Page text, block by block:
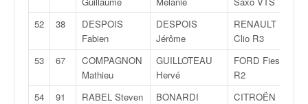
52
38
DESPOIS
Fabien
DESPOIS
Jérôme
RENAULT
Clio R3
53
67
COMPAGNON
Mathieu
GUILLOTEAU
Hervé
FORD Fiesta
R2
54
91 RABEL Steven
BONARDI
CITROËN